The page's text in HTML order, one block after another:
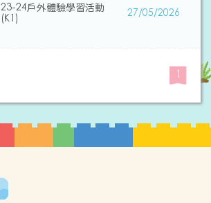
23-24戶外體驗學習活動
(K1)
27/05/2026
1